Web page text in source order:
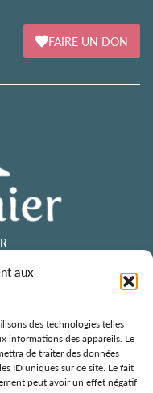
aux
des technologies telles
informations des appareils. Le
de traiter des données
ID uniques sur ce site. Le fait
peut avoir un effet négatif
FAIRE UN DON